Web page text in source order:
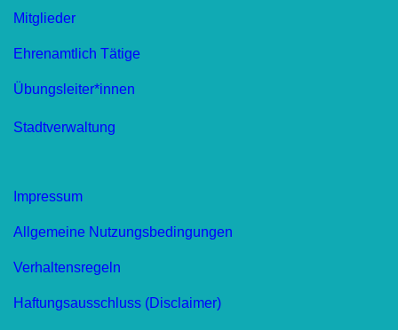
Mitglieder
Ehrenamtlich Tätige
Übungsleiter*innen
Stadtverwaltung
Impressum
Allgemeine Nutzungsbedingungen
Verhaltensregeln
Haftungsausschluss (Disclaimer)